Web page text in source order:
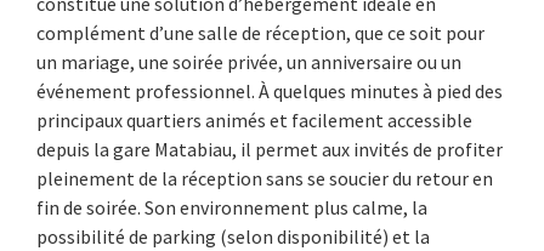
complément d’une salle de réception, que ce soit pour
un mariage, une soirée privée, un anniversaire ou un
événement professionnel. À quelques minutes à pied des
principaux quartiers animés et facilement accessible
depuis la gare Matabiau, il permet aux invités de profiter
pleinement de la réception sans se soucier du retour en
fin de soirée. Son environnement plus calme, la
possibilité de parking (selon disponibilité) et la